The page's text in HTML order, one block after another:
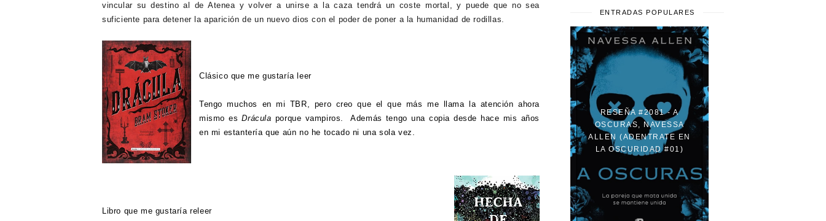
vincular su destino al de Atenea y volver a unirse a la caza tendrá un coste mortal, y puede que no sea
suficiente para detener la aparición de un nuevo dios con el poder de poner a la humanidad de rodillas.
Clásico que me gustaría leer
Tengo muchos en mi TBR, pero creo que el que más me llama la atención ahora
mismo esDrácula porque vampiros. Además tengo una copia desde hace mis años
en mi estantería que aún no he tocado ni una sola vez.
Libro que me gustaría releer
ENTRADAS POPULARES
RESEÑA #2081 - A
OSCURAS, NAVESSA
ALLEN (ADENTRATE EN
LA OSCURIDAD #01)